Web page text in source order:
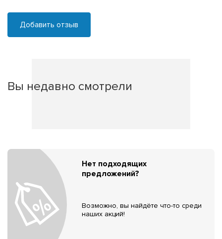
Добавить отзыв
Вы недавно смотрели
Нет подходящих
предложений?
Возможно, вы найдёте что-то среди
наших акций!